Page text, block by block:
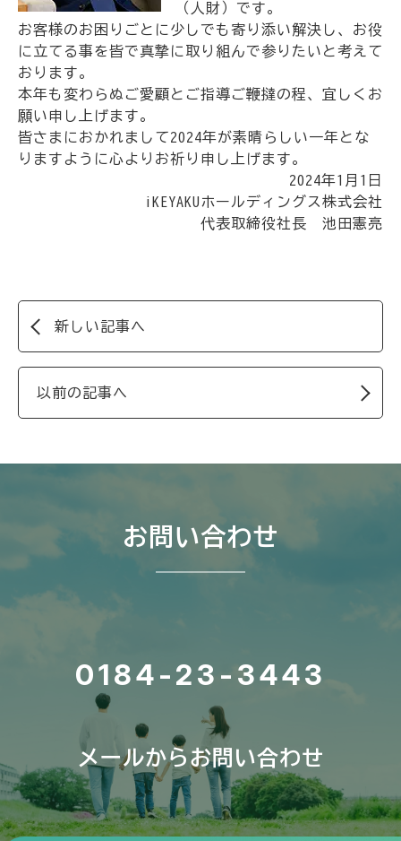
（人財）です。
お客様のお困りごとに少しでも寄り添い解決し、お役
に立てる事を皆で真摯に取り組んで参りたいと考えて
おります。
本年も変わらぬご愛顧とご指導ご鞭撻の程、宜しくお
願い申し上げます。
皆さまにおかれまして2024年が素晴らしい一年とな
りますように心よりお祈り申し上げます。
2024年1月1日
iKEYAKUホールディングス株式会社
代表取締役社長 池田憲亮
新しい記事へ
以前の記事へ
お問い合わせ
0184-23-3443
メールからお問い合わせ